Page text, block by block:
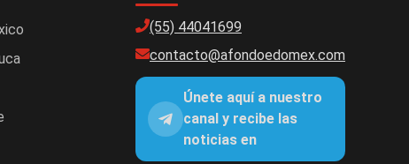
(55) 44041699
contacto@afondoedomex.com
Únete aquí a nuestro
canal y recibe las
noticias en